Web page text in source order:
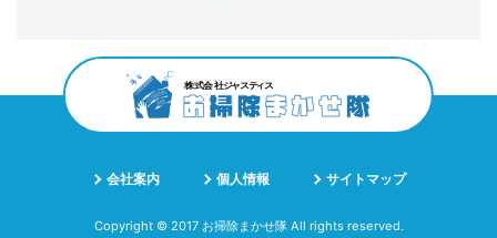
会社案内 個人情報 サイトマップ
Copyright © 2017 お掃除まかせ隊 All rights reserved.